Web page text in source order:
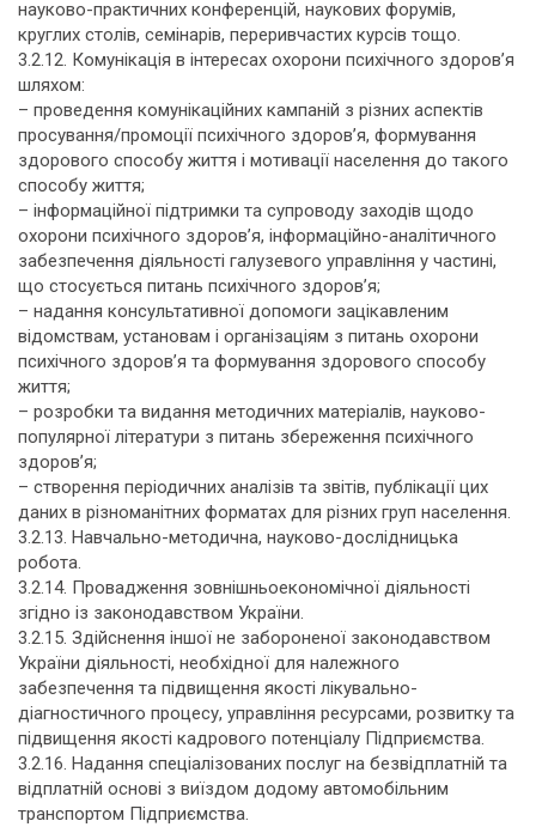
науково-практичних конференцій, наукових форумів,
круглих столів, семінарів, переривчастих курсів тощо.
3.2.12. Комунікація в інтересах охорони психічного здоров’я
шляхом:
– проведення комунікаційних кампаній з різних аспектів
просування/промоції психічного здоров’я, формування
здорового способу життя і мотивації населення до такого
способу життя;
– інформаційної підтримки та супроводу заходів щодо
охорони психічного здоров’я, інформаційно-аналітичного
забезпечення діяльності галузевого управління у частині,
що стосується питань психічного здоров’я;
– надання консультативної допомоги зацікавленим
відомствам, установам і організаціям з питань охорони
психічного здоров’я та формування здорового способу
життя;
– розробки та видання методичних матеріалів, науково-
популярної літератури з питань збереження психічного
здоров’я;
– створення періодичних аналізів та звітів, публікації цих
даних в різноманітних форматах для різних груп населення.
3.2.13. Навчально-методична, науково-дослідницька
робота.
3.2.14. Провадження зовнішньоекономічної діяльності
згідно із законодавством України.
3.2.15. Здійснення іншої не забороненої законодавством
України діяльності, необхідної для належного
забезпечення та підвищення якості лікувально-
діагностичного процесу, управління ресурсами, розвитку та
підвищення якості кадрового потенціалу Підприємства.
3.2.16. Надання спеціалізованих послуг на безвідплатній та
відплатній основі з виїздом додому автомобільним
транспортом Підприємства.